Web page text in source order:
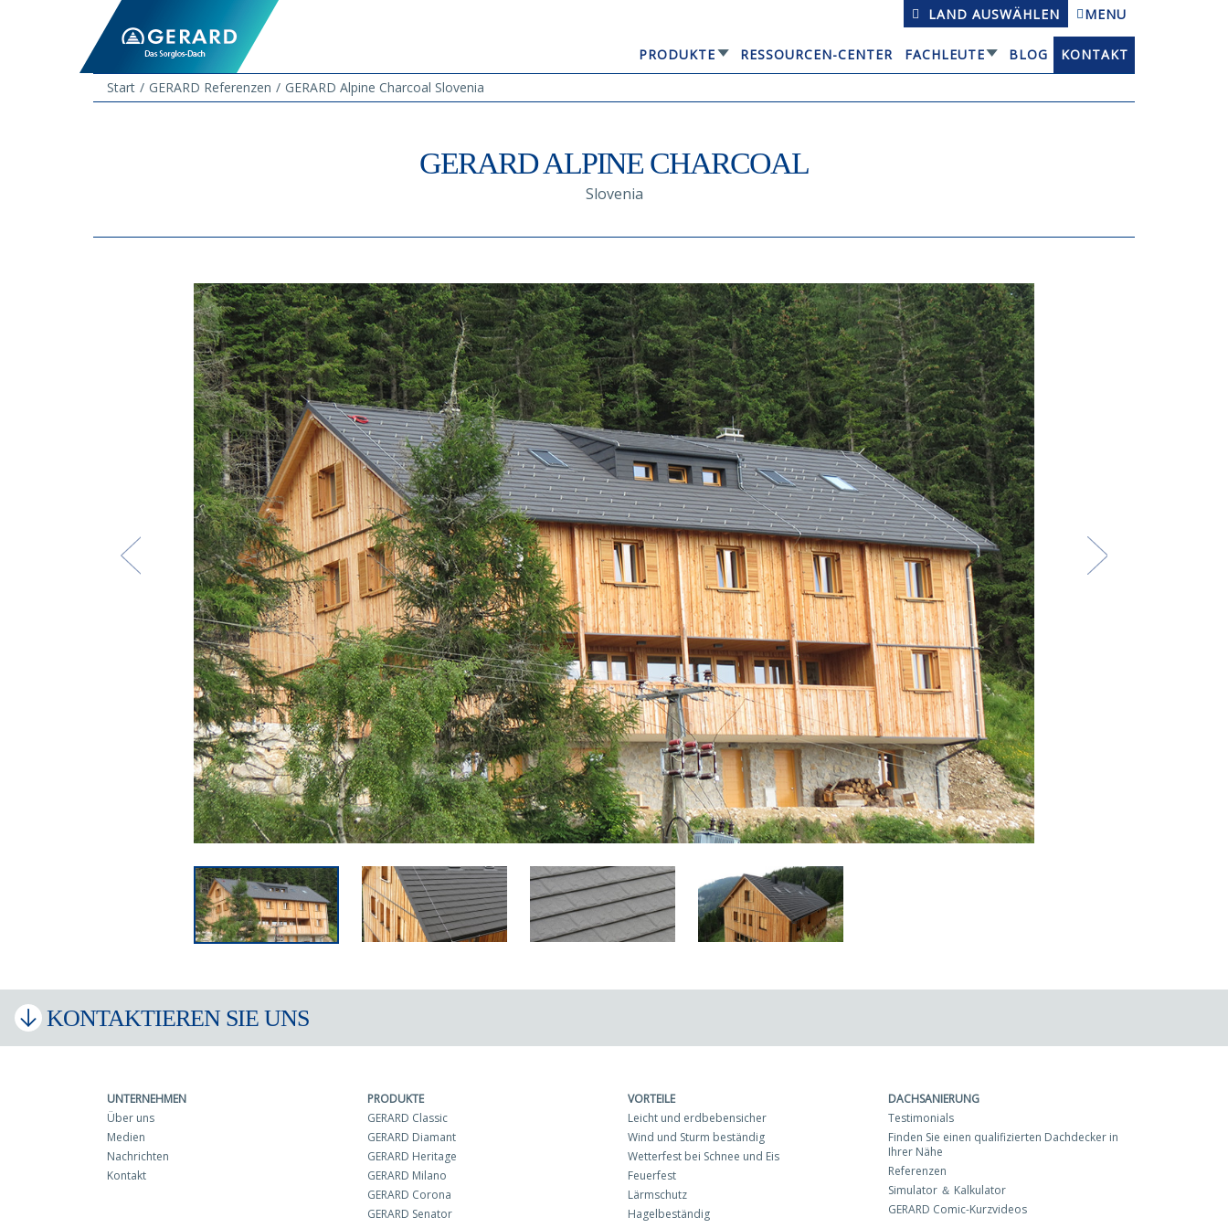
LAND AUSWÄHLEN MENU
PRODUKTE RESSOURCEN-CENTER FACHLEUTE BLOG
KONTAKT
Start
GERARD Referenzen GERARD Alpine Charcoal Slovenia
GERARD ALPINE CHARCOAL
Slovenia
KONTAKTIEREN SIE UNS
UNTERNEHMEN
Über uns
Medien
Nachrichten
Kontakt
PRODUKTE
GERARD Classic
GERARD Diamant
GERARD Heritage
GERARD Milano
GERARD Corona
GERARD Senator
VORTEILE
Leicht und erdbebensicher
Wind und Sturm beständig
Wetterfest bei Schnee und Eis
Feuerfest
Lärmschutz
Hagelbeständig
DACHSANIERUNG
Testimonials
Finden Sie einen qualifizierten Dachdecker in
Ihrer Nähe
Referenzen
Simulator ＆ Kalkulator
GERARD Comic-Kurzvideos